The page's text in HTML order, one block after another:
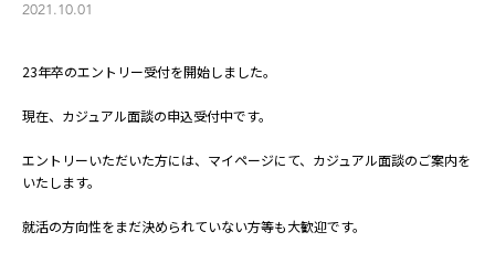
2021.10.01
23年卒のエントリー受付を開始しました。
現在、カジュアル面談の申込受付中です。
エントリーいただいた方には、マイページにて、カジュアル面談のご案内を
いたします。
就活の方向性をまだ決められていない方等も大歓迎です。